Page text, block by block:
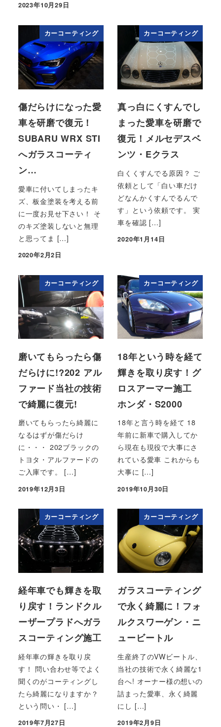
投稿日
2023年10月29日
カーコーティング
傷だらけになった愛
車を研磨で復元！
SUBARU WRX STI
へガラスコーティ
ン…
愛車に付いてしまったキ
ズ、板金塗装を考える前
に一度お見せ下さい！ そ
のキズ塗装しないと無理
と思ってま […]
投稿日
2020年2月2日
カーコーティング
真っ白にくすんでし
まった愛車を研磨で
復元！メルセデスベ
ンツ・Eクラス
白くくすんでる原因？ ご
依頼として「白い車だけ
どなんかくすんでるんで
す」という依頼です。 実
車を確認 […]
投稿日
2020年1月14日
カーコーティング
磨いてもらったら傷
だらけに!?202 アル
ファード当社の技術
で綺麗に復元!
磨いてもらったら綺麗に
なるはずが傷だらけ
に・・・ 202ブラックの
トヨタ・アルファードの
ご入庫です。 […]
投稿日
2019年12月3日
カーコーティング
18年という時を経て
輝きを取り戻す！グ
ロスアーマー施工
ホンダ・S2000
18年と言う時を経て 18
年前に新車で購入してか
ら現在も現役で大事にさ
れている愛車 これからも
大事に […]
投稿日
2019年10月30日
カーコーティング
経年車でも輝きを取
り戻す！ランドクル
ーザープラドへガラ
スコーティング施工
経年車の輝きを取り戻
す！ 問い合わせ等でよく
聞くのがコーティングし
たら綺麗になりますか？
という問い・ […]
2019年7月27日
カーコーティング
ガラスコーティング
で永く綺麗に！フォ
ルクスワーゲン・ニ
ュービートル
生産終了のVWビートル、
当社の技術で永く綺麗な1
台へ! オーナー様の想いの
詰まった愛車、永く綺麗
にし […]
2019年2月9日